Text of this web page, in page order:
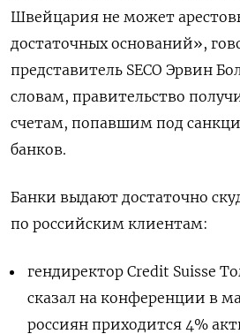
Швейцария не может
достаточных оснований»,
представитель SECO Эрвин
словам, правительство
счетам, попавшим под
банков.
Банки выдают достаточно
по российским клиентам:
гендиректор Credit Suisse
сказал на конференции в
россиян приходится 4%